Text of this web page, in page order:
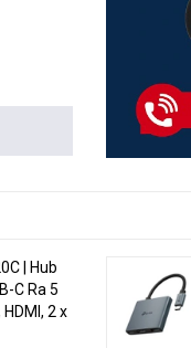
thanh
bạn cần
| Hub
C Ra 5
2 x